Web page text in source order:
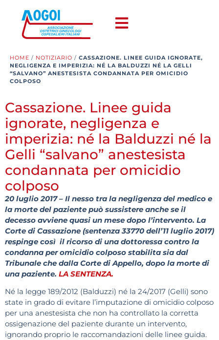
HOME / NOTIZIARIO / CASSAZIONE. LINEE GUIDA IGNORATE,
NEGLIGENZA E IMPERIZIA: NÉ LA BALDUZZI NÉ LA GELLI
“SALVANO” ANESTESISTA CONDANNATA PER OMICIDIO
COLPOSO
Cassazione. Linee guida
ignorate, negligenza e
imperizia: né la Balduzzi né la
Gelli “salvano” anestesista
condannata per omicidio
colposo
20 luglio 2017 – Il nesso tra la negligenza del medico e
la morte del paziente può sussistere anche se il
decesso avviene quasi un mese dopo l’intervento. La
Corte di Cassazione (sentenza 33770 dell’11 luglio 2017)
respinge così il ricorso di una dottoressa contro la
condanna per omicidio colposo stabilita sia dal
Tribunale che dalla Corte di Appello, dopo la morte di
una paziente. LA SENTENZA.
Né la legge 189/2012 (Balduzzi) né la 24/2017 (Gelli) sono
state in grado di evitare l’imputazione di omicidio colposo
per una anestesista che non ha controllato la corretta
ossigenazione del paziente durante un intervento,
ignorando proprio le raccomandazioni delle linee guida.